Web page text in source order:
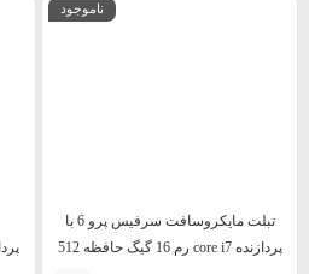
ناموجود
تبلت مایکروسافت سرفیس پرو 6 با
پردازنده core i7 رم 16 گیگ حافظه 512